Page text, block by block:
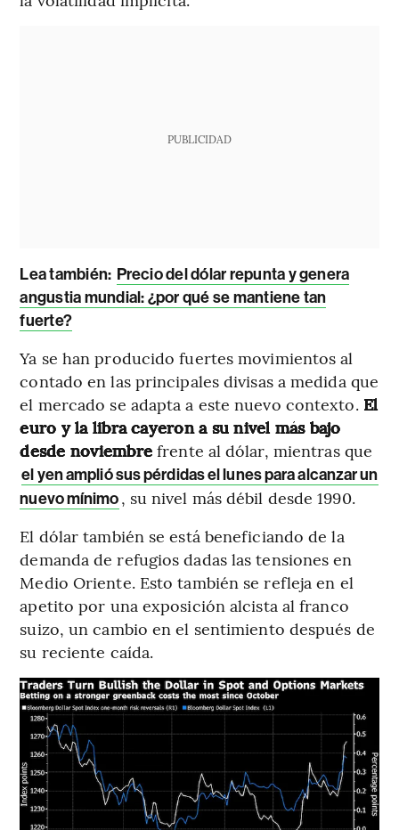
PUBLICIDAD
Lea también: Precio del dólar repunta y genera
angustia mundial: ¿por qué se mantiene tan
fuerte?
Ya se han producido fuertes movimientos al
contado en las principales divisas a medida que
el mercado se adapta a este nuevo contexto. El
euro y la libra cayeron a su nivel más bajo
desde noviembre frente al dólar, mientras que
el yen amplió sus pérdidas el lunes para alcanzar un
nuevo mínimo, su nivel más débil desde 1990.
El dólar también se está beneficiando de la
demanda de refugios dadas las tensiones en
Medio Oriente. Esto también se refleja en el
apetito por una exposición alcista al franco
suizo, un cambio en el sentimiento después de
su reciente caída.